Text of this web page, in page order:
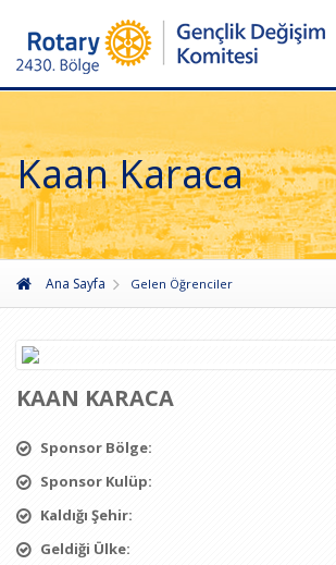
Kaan Karaca
Ana Sayfa Gelen Öğrenciler
KAAN KARACA
Sponsor Bölge:
Sponsor Kulüp:
Kaldığı Şehir:
Geldiği Ülke: